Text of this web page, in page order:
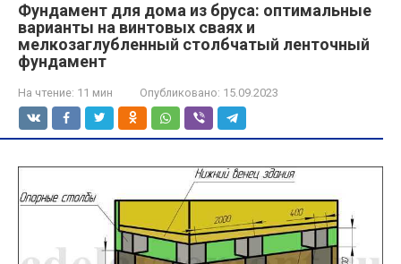
Фундамент для дома из бруса: оптимальные
варианты на винтовых сваях и
мелкозаглубленный столбчатый ленточный
фундамент
На чтение: 11 мин Опубликовано: 15.09.2023